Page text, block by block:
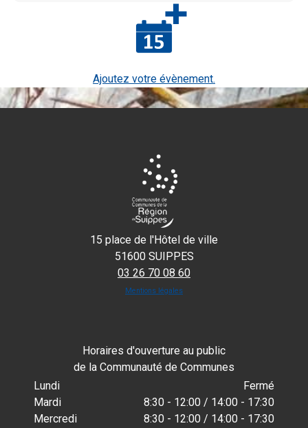
Ajoutez votre évènement.
15 place de l'Hôtel de ville
51600 SUIPPES
03 26 70 08 60
Mentions légales
Horaires d'ouverture au public
de la Communauté de Communes
Lundi
Fermé
Mardi
8:30 - 12:00 / 14:00 - 17:30
Mercredi
8:30 - 12:00 / 14:00 - 17:30